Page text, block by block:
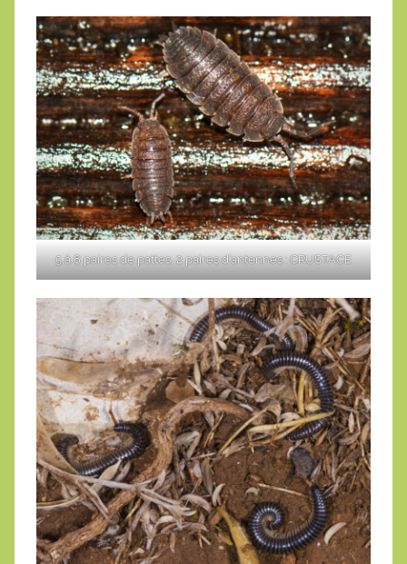
5 à 8 paires de pattes, 2 paires d’antennes : CRUSTACE